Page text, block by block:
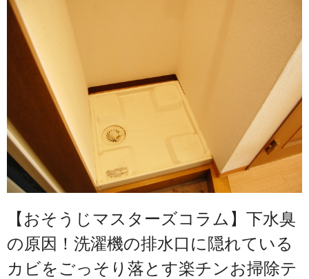
【おそうじマスターズコラム】下水臭
の原因！洗濯機の排水口に隠れている
カビをごっそり落とす楽チンお掃除テ